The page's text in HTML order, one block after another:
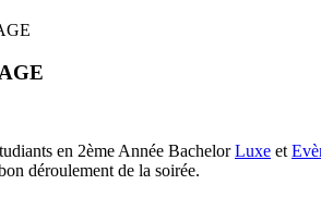
en 2ème Année BachelorLuxe et
déroulement de la soirée.